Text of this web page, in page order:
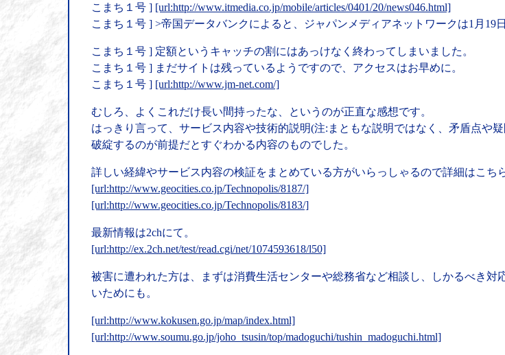
こまち１号 ] [url:http://www.itmedia.co.jp/mobile/articles/0401/20/news046.html]
こまち１号 ] >帝国データバンクによると、ジャパンメディアネットワークは1月19
こまち１号 ] 定額というキャッチの割にはあっけなく終わってしまいました。
こまち１号 ] まだサイトは残っているようですので、アクセスはお早めに。
こまち１号 ] [url:http://www.jm-net.com/]
むしろ、よくこれだけ長い間持ったな、というのが正直な感想です。
はっきり言って、サービス内容や技術的説明(注:まともな説明ではなく、矛盾点や
破綻するのが前提だとすぐわかる内容のものでした。
詳しい経緯やサービス内容の検証をまとめている方がいらっしゃるので詳細はこち
[url:http://www.geocities.co.jp/Technopolis/8187/]
[url:http://www.geocities.co.jp/Technopolis/8183/]
最新情報は2chにて。
[url:http://ex.2ch.net/test/read.cgi/net/1074593618/l50]
被害に遭われた方は、まずは消費生活センターや総務省など相談し、しかるべき
いためにも。
[url:http://www.kokusen.go.jp/map/index.html]
[url:http://www.soumu.go.jp/joho_tsusin/top/madoguchi/tushin_madoguchi.html]